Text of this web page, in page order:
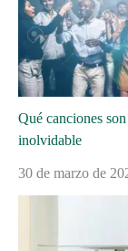
Qué canciones
inolvidable
30 de marzo de